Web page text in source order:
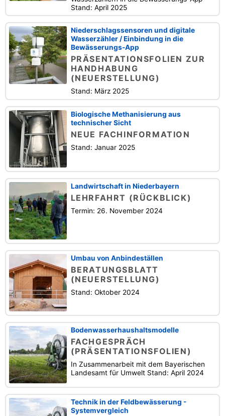
Stand: April 2025
Niederschlagssensoren und digitale
Wasserzähler / Einbindung in die
Bewässerungs-App
PRÄSENTATIONSFOLIEN ZUR
HANDHABUNG
(NEUERSTELLUNG)
Stand: März 2025
Biologische Methanisierung aus
technischer Sicht
NEUE FACHINFORMATION
Stand: Januar 2025
Landwirtschaft in Niederbayern
LEHRFAHRT (RÜCKBLICK)
Termin: 26. November 2024
Umbau von Anbindeställen
BERATUNGSBLATT
(NEUERSTELLUNG)
Stand: Oktober 2024
Bodenwasserhaushaltsmodelle
FACHGESPRÄCH
(PRÄSENTATIONSFOLIEN)
In Zusammenarbeit mit dem Bayerischen
Landesamt für Umwelt Stand: April 2024
Technik in der Feldbewässerung -
Systemvergleich